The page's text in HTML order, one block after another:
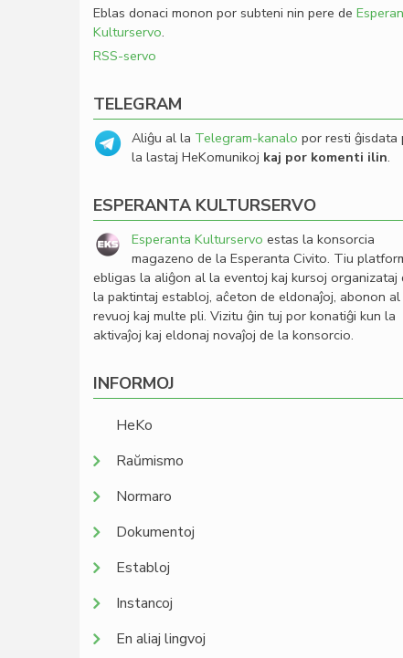
Eblas donaci monon por subteni nin pere de
Kulturservo.
RSS-servo
TELEGRAM
Aliĝu al la Telegram-kanalo por resti ĝisdata
la lastaj HeKomunikoj kaj por komenti ilin.
ESPERANTA KULTURSERVO
Esperanta Kulturservo estas la konsorcia
magazeno de la Esperanta Civito. Tiu
ebligas la aliĝon al la eventoj kaj kursoj organizataj
la paktintaj establoj, aĉeton de eldonaĵoj, abonon al
revuoj kaj multe pli. Vizitu ĝin tuj por konatiĝi kun la
aktivaĵoj kaj eldonaj novaĵoj de la konsorcio.
INFORMOJ
HeKo
Raŭmismo
Normaro
Dokumentoj
Establoj
Instancoj
En aliaj lingvoj